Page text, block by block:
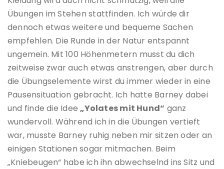
Übungen im Stehen stattfinden. Ich würde dir
dennoch etwas weitere und bequeme Sachen
empfehlen. Die Runde in der Natur entspannt
ungemein. Mit 100 Höhenmetern musst du dich
zeitweise zwar auch etwas anstrengen, aber durch
die Übungselemente wirst du immer wieder in eine
Pausensituation gebracht. Ich hatte Barney dabei
und finde die Idee„Yolates mit Hund“ ganz
wundervoll. Während ich in die Übungen vertieft
war, musste Barney ruhig neben mir sitzen oder an
einigen Stationen sogar mitmachen. Beim
„Kniebeugen“ habe ich ihn abwechselnd ins Sitz und